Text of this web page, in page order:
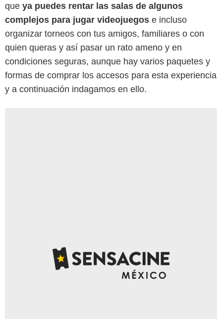
que ya puedes rentar las salas de algunos
complejos para jugar videojuegos e incluso
organizar torneos con tus amigos, familiares o con
quien queras y así pasar un rato ameno y en
condiciones seguras, aunque hay varios paquetes y
formas de comprar los accesos para esta experiencia
y a continuación indagamos en ello.